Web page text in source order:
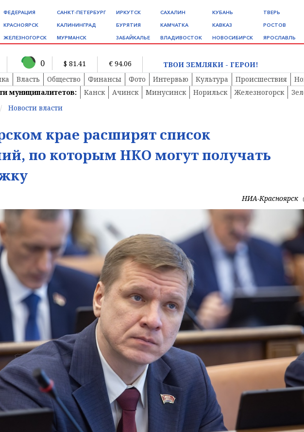
ФЕДЕРАЦИЯ
КРАСНОЯРСК
ЖЕЛЕЗНОГОРСК
САНКТ-ПЕТЕРБУРГ
КАЛИНИНГРАД
МУРМАНСК
ИРКУТСК
БУРЯТИЯ
ЗАБАЙКАЛЬЕ
САХАЛИН
КАМЧАТКА
ВЛАДИВОСТОК
КУБАНЬ
КАВКАЗ
НОВОСИБИРСК
ТВЕРЬ
РОСТОВ
ЯРОСЛАВЛЬ
0 $ 81.41 € 94.06
ТВОИ ЗЕМЛЯКИ - ГЕРОИ!
Власть Общество Финансы Фото Интервью Культура Происшествия
муниципалитетов:
Канск Ачинск Минусинск Норильск Железногорск
Новости власти
крае расширят список
по которым НКО могут получать
НИА-Красноярск